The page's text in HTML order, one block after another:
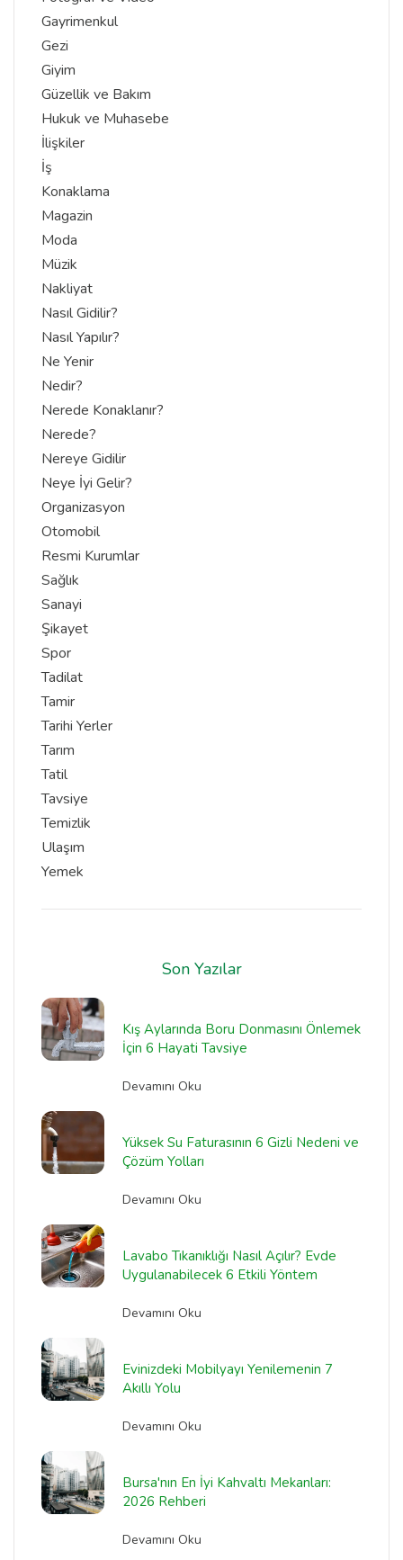
Gayrimenkul
Gezi
Giyim
Güzellik ve Bakım
Hukuk ve Muhasebe
İlişkiler
İş
Konaklama
Magazin
Moda
Müzik
Nakliyat
Nasıl Gidilir?
Nasıl Yapılır?
Ne Yenir
Nedir?
Nerede Konaklanır?
Nerede?
Nereye Gidilir
Neye İyi Gelir?
Organizasyon
Otomobil
Resmi Kurumlar
Sağlık
Sanayi
Şikayet
Spor
Tadilat
Tamir
Tarihi Yerler
Tarım
Tatil
Tavsiye
Temizlik
Ulaşım
Yemek
Son Yazılar
Kış Aylarında Boru Donmasını Önlemek
İçin 6 Hayati Tavsiye
Devamını Oku
Yüksek Su Faturasının 6 Gizli Nedeni ve
Çözüm Yolları
Devamını Oku
Lavabo Tıkanıklığı Nasıl Açılır? Evde
Uygulanabilecek 6 Etkili Yöntem
Devamını Oku
Evinizdeki Mobilyayı Yenilemenin 7
Akıllı Yolu
Devamını Oku
Bursa'nın En İyi Kahvaltı Mekanları:
2026 Rehberi
Devamını Oku